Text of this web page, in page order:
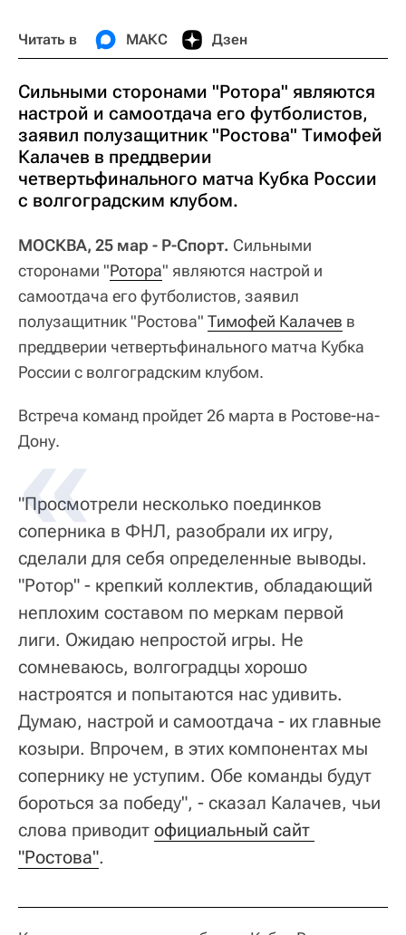
Читать в МАКС Дзен
Сильными сторонами "Ротора" являются
настрой и самоотдача его футболистов,
заявил полузащитник "Ростова" Тимофей
Калачев в преддверии
четвертьфинального матча Кубка России
с волгоградским клубом.
МОСКВА, 25 мар - Р-Спорт. Сильными
сторонами "Ротора" являются настрой и
самоотдача его футболистов, заявил
полузащитник "Ростова" Тимофей Калачев в
преддверии четвертьфинального матча Кубка
России с волгоградским клубом.
Встреча команд пройдет 26 марта в Ростове-на-
Дону.
"Просмотрели несколько поединков
соперника в ФНЛ, разобрали их игру,
сделали для себя определенные выводы.
"Ротор" - крепкий коллектив, обладающий
неплохим составом по меркам первой
лиги. Ожидаю непростой игры. Не
сомневаюсь, волгоградцы хорошо
настроятся и попытаются нас удивить.
Думаю, настрой и самоотдача - их главные
козыри. Впрочем, в этих компонентах мы
сопернику не уступим. Обе команды будут
бороться за победу", - сказал Калачев, чьи
слова приводит официальный сайт
"Ростова".